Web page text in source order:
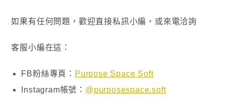
如果有任何問題，歡迎直接私訊小編，或來電洽詢
客服小編在這：
FB粉絲專頁： Purpose Space Soft
Instagram帳號： @purposespace.soft